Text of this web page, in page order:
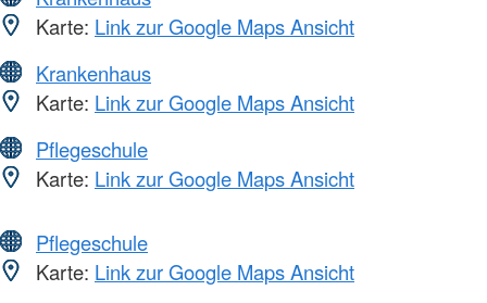
Karte: Link zur Google Maps Ansicht
Krankenhaus
Karte: Link zur Google Maps Ansicht
Pflegeschule
Karte: Link zur Google Maps Ansicht
Pflegeschule
Karte: Link zur Google Maps Ansicht